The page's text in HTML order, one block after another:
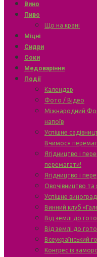
Вино
Пиво
Що на крані
Міцні
Сидри
Соки
Медоваріння
Події
Календар
Фото / Відео
Міжнародний
напоїв
Успішне
Вчимося
Ягідництво і
перемагати!
Ягідництво і
Овочівництво та
Успішне
Винний клуб
Від землі до
Від землі до
Всеукраїнський
Конгрес із